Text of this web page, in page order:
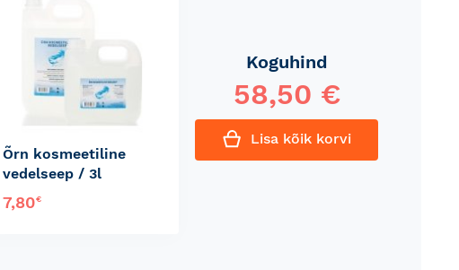
Õrn kosmeetiline
vedelseep / 3l
7,80
€
Lisa kõik korvi
Koguhind
58,50 €